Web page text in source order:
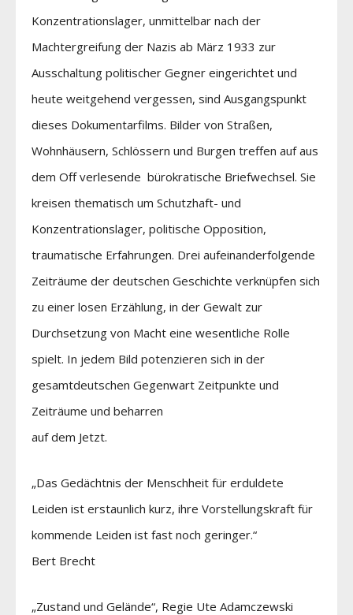
Konzentrationslager, unmittelbar nach der
Machtergreifung der Nazis ab März 1933 zur
Ausschaltung politischer Gegner eingerichtet und
heute weitgehend vergessen, sind Ausgangspunkt
dieses Dokumentarfilms. Bilder von Straßen,
Wohnhäusern, Schlössern und Burgen treffen auf aus
dem Off verlesende bürokratische Briefwechsel. Sie
kreisen thematisch um Schutzhaft- und
Konzentrationslager, politische Opposition,
traumatische Erfahrungen. Drei aufeinanderfolgende
Zeiträume der deutschen Geschichte verknüpfen sich
zu einer losen Erzählung, in der Gewalt zur
Durchsetzung von Macht eine wesentliche Rolle
spielt. In jedem Bild potenzieren sich in der
gesamtdeutschen Gegenwart Zeitpunkte und
Zeiträume und beharren
auf dem Jetzt.
„Das Gedächtnis der Menschheit für erduldete
Leiden ist erstaunlich kurz, ihre Vorstellungskraft für
kommende Leiden ist fast noch geringer.“
Bert Brecht
„Zustand und Gelände“, Regie Ute Adamczewski